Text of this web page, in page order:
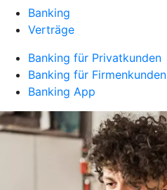
Banking
Verträge
Banking für Privatkunden
Banking für Firmenkunden
Banking App